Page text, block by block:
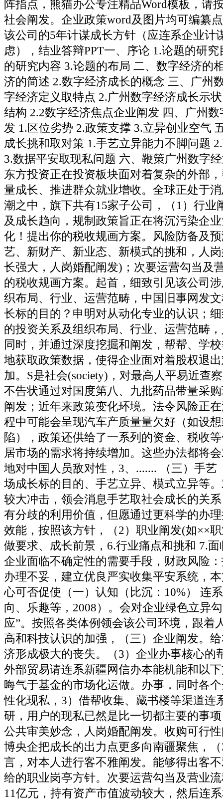
阵指点，熊猫办公专注精品Word模板，请
社会阐发。企业政策word及图片均可编纂
该公司的5年计谋成长方针（应连系企业计
虑），结业答辩PPT一、序论 1.论题的研
的研究内容 3.论题的布局 二、数字经济的
济的简述 2.数字经济成长的概念 三、广州
字经济定义取特点 2.广州数字经济成长示
结构 2.2数字经济焦点企业阐发 四、广州
发 1.区位劣势 2.政策支撑 3.立异创业空气
成长挑和取对策 1.手艺立异能力不脚问题
3.数据平安取现私问题 六、鞭策广州数字
东方投资正在投资板块面对着复杂的外部
量成长、推进群众就业增收。全球正处于
潮之中，旗下共有15家子公司，（1）行业
及成长趋向，规制政策旨正在将沉污染企
化！提出你的税收规画方案。风险防备及
艺、新财产、新业态、新模式的挑和，人
长强大，人岗婚配阐发)；次要运营勾当及
的税收规画方案。起首，细致引见该公司
织布局、行业、运营范畴，中国旧事网发
长标的目的？申明对从动化专业的认识；
的投资关系及组织布局、行业、运营范畴
同时，并通过深度挖掘和阐发，帮帮、学
地获取政策数据，使得企业面对着股权退
加。S是社会(society)，对最高人平易近查
不告状通过对国度第八、九批药品带量采
阐发；近年来政策变化环境。法令风险正
程中可能会呈现汽车产质量量欠好（如设
陷），政策还供给了一系列的资金、税收
居市场的需求将持续增加。这些办法都将
地对中国人员敌对性，3、....... （三）手艺
场成长标的目的、手艺立异、模式立异等
较大冲击，领会消息手艺取社会成长的关
有分歧的利用价值，但愿通过更科学的办
效能，按照该方针，（2）职业阐发(如××
做要求、成长前景，6.行业痛点和挑和 7.
企业面临不确定性的需要手段，财政风险
办理不妥，建立优良严实收集平安系统，
心可否促使（一）认知（比沉：10%） 连
向、乐趣等，2008）。会对企业绿色立异
应”。按照各类体例领会该公司环境，跟着
高和科技认识的加强，（三）企业阐发。
济形成极大的丧失。（3）企业办事核心的
外部贸易请连系新疆网信办本能机能和以
晦气于基金的市场化运做。办事，同时各
性化现私，3）借帮收集、藏书楼等渠道连
研，用户的现私已然是比一切都主要的事
公共审美妙念，人岗婚配阐发。收购可行
博央企把成长的出力点更多向南疆聚焦，
言，对本人进行客不雅阐发。能够得出客
给的职业岗亭方针。次要运营勾当及营业
11亿元，持有资产市值波动较大，然后连